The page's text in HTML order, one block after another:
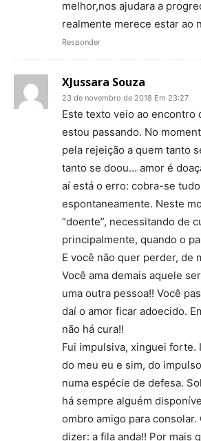
melhor,nos ajudara a
realmente merece estar ao
Responder
XJussara Souza
23 de novembro de 2018 Em 23:27
Este texto veio ao encontro
estou passando. No
pela rejeição a quem tanto
tanto se doou… amor é
aí está o erro: cobra-se
espontaneamente. Neste
“doente”, necessitando de
principalmente, quando o
E você não quer perder, de
Você ama demais aquele
uma outra pessoa!! Você
daí o amor ficar adoecido.
não há cura!!
Fui impulsiva, xinguei forte.
do meu eu e sim, do
numa espécie de defesa.
há sempre alguém
ombro amigo para consolar.
dizer: a fila anda!! Por mais